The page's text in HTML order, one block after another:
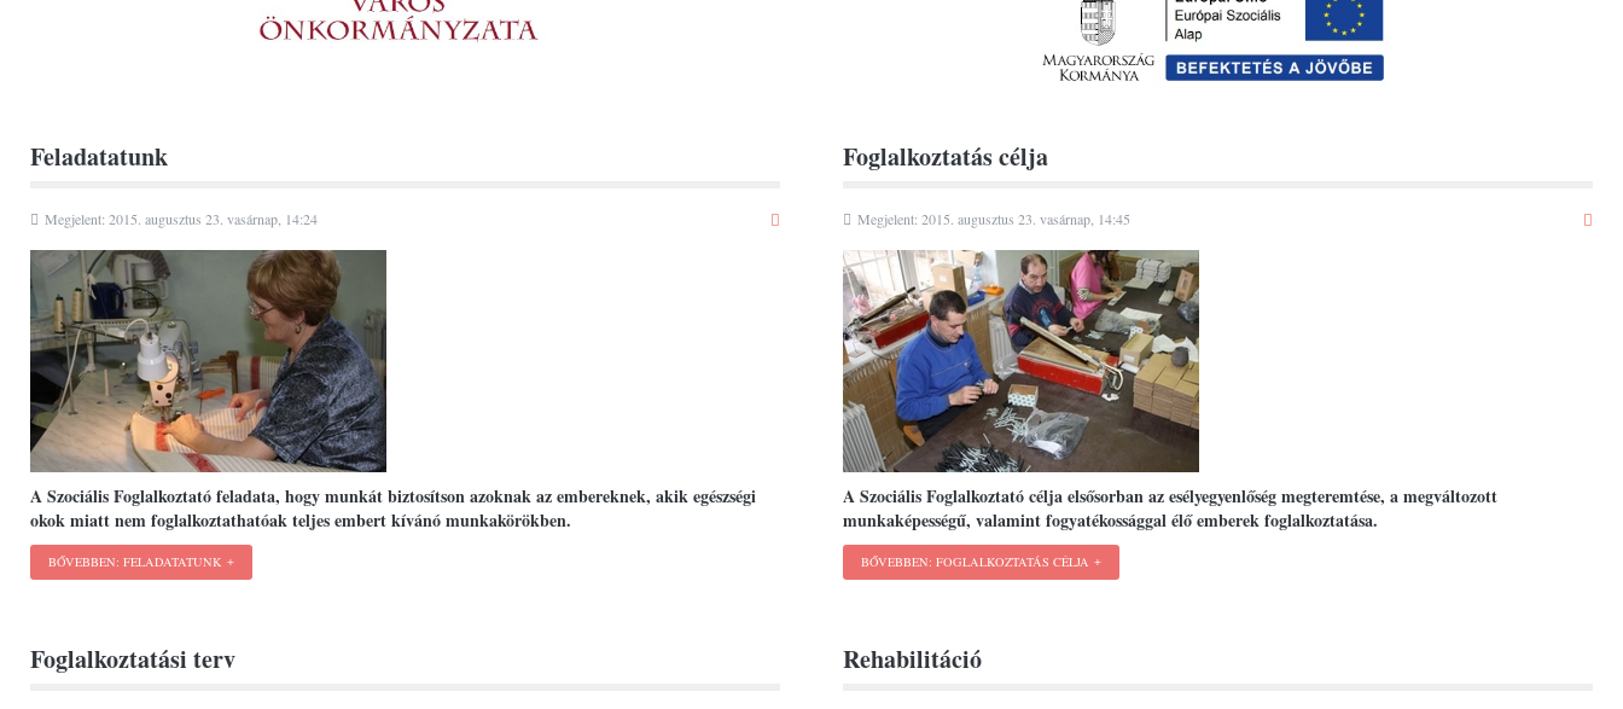
Feladatatunk
Megjelent: 2015. augusztus 23. vasárnap, 14:24
A Szociális Foglalkoztató feladata, hogy munkát biztosítson azoknak az embereknek, akik egészségi
okok miatt nem foglalkoztathatóak teljes embert kívánó munkakörökben.
BŐVEBBEN: FELADATATUNK
Foglalkoztatás célja
Megjelent: 2015. augusztus 23. vasárnap, 14:45
A Szociális Foglalkoztató célja elsősorban az esélyegyenlőség megteremtése, a megváltozott
munkaképességű, valamint fogyatékossággal élő emberek foglalkoztatása.
BŐVEBBEN: FOGLALKOZTATÁS CÉLJA
Foglalkoztatási terv Rehabilitáció